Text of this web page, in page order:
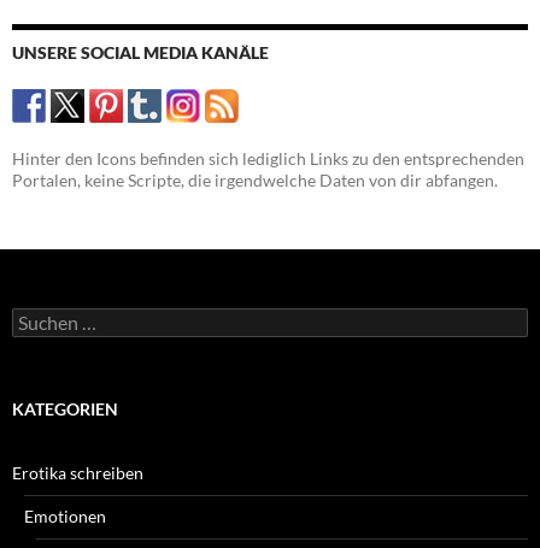
UNSERE SOCIAL MEDIA KANÄLE
Hinter den Icons befinden sich lediglich Links zu den entsprechenden
Portalen, keine Scripte, die irgendwelche Daten von dir abfangen.
Suchen
nach:
KATEGORIEN
Erotika schreiben
Emotionen